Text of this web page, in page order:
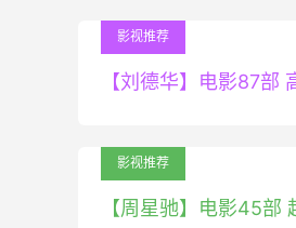
影视推荐
【刘德华】电影87部
影视推荐
【周星驰】电影45部